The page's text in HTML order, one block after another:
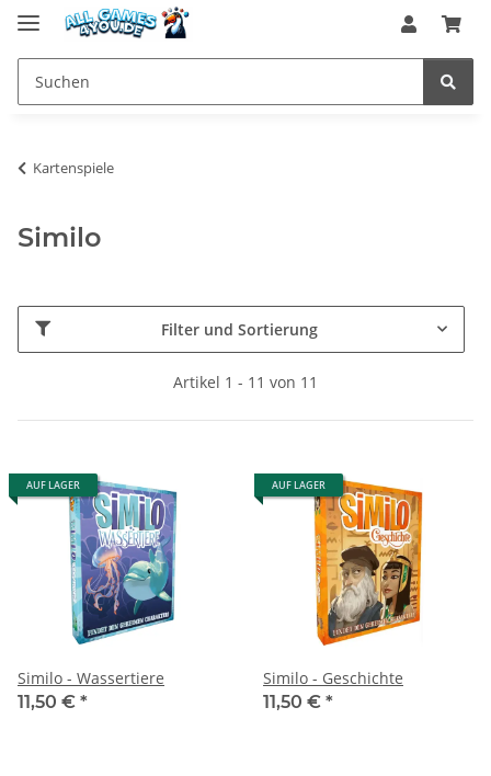
Kartenspiele
Similo
Filter und Sortierung
Artikel 1 - 11 von 11
AUF LAGER
Similo - Wassertiere
11,50 € *
AUF LAGER
Similo - Geschichte
11,50 € *